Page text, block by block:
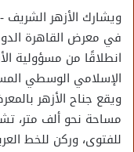
ويشارك الأزهر
انطلاقًا من مسؤولية
الإسلامي الوسطي
مساحة نحو ألف متر،
للفتوى، وركن للخط